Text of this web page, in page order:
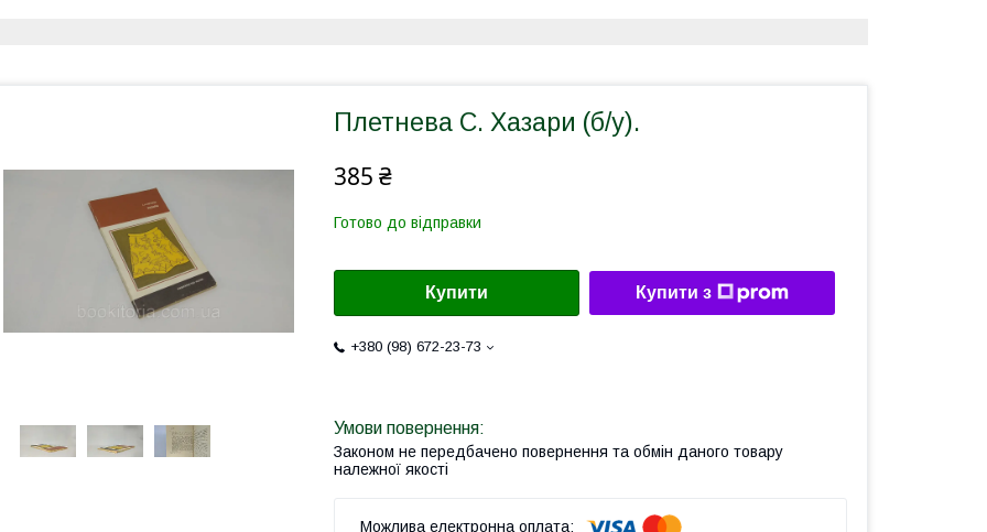
Плетнева С. Хазари (б/у).
385 ₴
Готово до відправки
Купити Купити з
+380 (98) 672-23-73
Законом не передбачено повернення та обмін даного товару
належної якості